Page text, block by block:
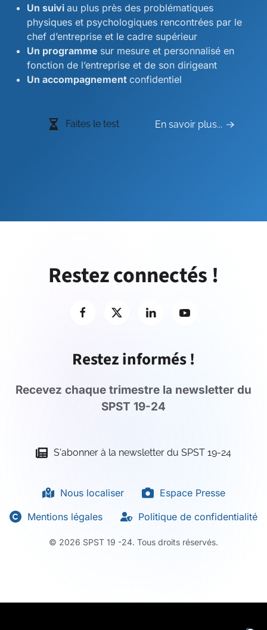
Un suivi au plus près des problématiques
physiques et psychologiques rencontrées par le
chef d’entreprise et le cadre supérieur
Un programme sur mesure et personnalisé en
fonction de l’entreprise et de son dirigeant
Un accompagnement confidentiel
Faites le test En savoir plus...
Restez connectés !
Restez informés !
Recevez chaque trimestre la newsletter du
SPST 19-24
S'abonner à la newsletter du SPST 19-24
Nous localiser Espace Presse
Mentions légales Politique de confidentialité
© 2026 SPST 19 -24. Tous droits réservés.